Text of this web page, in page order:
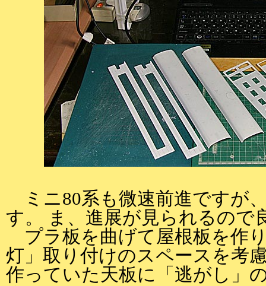
ミニ80系も微速前進ですが
す。 ま、進展が見られるので
プラ板を曲げて屋根板を作
灯」取り付けのスペースを考
作っていた天板に「逃がし」